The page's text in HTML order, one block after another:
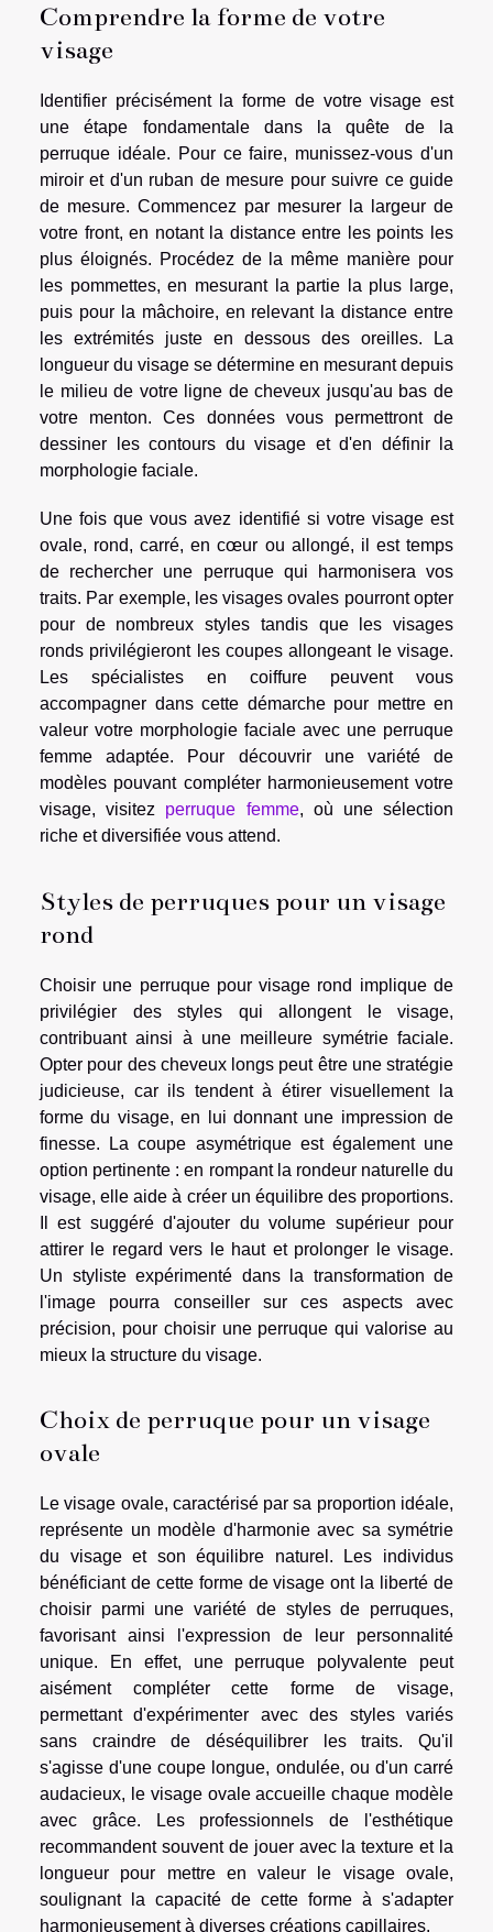
Comprendre la forme de votre
visage
Identifier précisément la forme de votre visage est
une étape fondamentale dans la quête de la
perruque idéale. Pour ce faire, munissez-vous d'un
miroir et d'un ruban de mesure pour suivre ce guide
de mesure. Commencez par mesurer la largeur de
votre front, en notant la distance entre les points les
plus éloignés. Procédez de la même manière pour
les pommettes, en mesurant la partie la plus large,
puis pour la mâchoire, en relevant la distance entre
les extrémités juste en dessous des oreilles. La
longueur du visage se détermine en mesurant depuis
le milieu de votre ligne de cheveux jusqu'au bas de
votre menton. Ces données vous permettront de
dessiner les contours du visage et d'en définir la
morphologie faciale.
Une fois que vous avez identifié si votre visage est
ovale, rond, carré, en cœur ou allongé, il est temps
de rechercher une perruque qui harmonisera vos
traits. Par exemple, les visages ovales pourront opter
pour de nombreux styles tandis que les visages
ronds privilégieront les coupes allongeant le visage.
Les spécialistes en coiffure peuvent vous
accompagner dans cette démarche pour mettre en
valeur votre morphologie faciale avec une perruque
femme adaptée. Pour découvrir une variété de
modèles pouvant compléter harmonieusement votre
visage, visitez perruque femme, où une sélection
riche et diversifiée vous attend.
Styles de perruques pour un visage
rond
Choisir une perruque pour visage rond implique de
privilégier des styles qui allongent le visage,
contribuant ainsi à une meilleure symétrie faciale.
Opter pour des cheveux longs peut être une stratégie
judicieuse, car ils tendent à étirer visuellement la
forme du visage, en lui donnant une impression de
finesse. La coupe asymétrique est également une
option pertinente : en rompant la rondeur naturelle du
visage, elle aide à créer un équilibre des proportions.
Il est suggéré d'ajouter du volume supérieur pour
attirer le regard vers le haut et prolonger le visage.
Un styliste expérimenté dans la transformation de
l'image pourra conseiller sur ces aspects avec
précision, pour choisir une perruque qui valorise au
mieux la structure du visage.
Choix de perruque pour un visage
ovale
Le visage ovale, caractérisé par sa proportion idéale,
représente un modèle d'harmonie avec sa symétrie
du visage et son équilibre naturel. Les individus
bénéficiant de cette forme de visage ont la liberté de
choisir parmi une variété de styles de perruques,
favorisant ainsi l'expression de leur personnalité
unique. En effet, une perruque polyvalente peut
aisément compléter cette forme de visage,
permettant d'expérimenter avec des styles variés
sans craindre de déséquilibrer les traits. Qu'il
s'agisse d'une coupe longue, ondulée, ou d'un carré
audacieux, le visage ovale accueille chaque modèle
avec grâce. Les professionnels de l'esthétique
recommandent souvent de jouer avec la texture et la
longueur pour mettre en valeur le visage ovale,
soulignant la capacité de cette forme à s'adapter
harmonieusement à diverses créations capillaires.